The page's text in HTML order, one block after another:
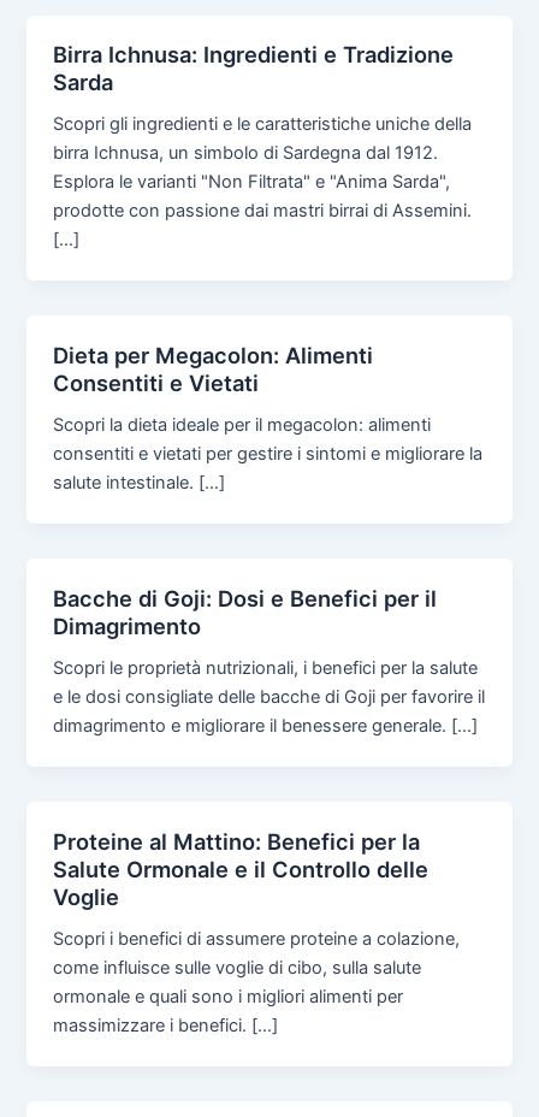
Birra Ichnusa: Ingredienti e Tradizione
Sarda
Scopri gli ingredienti e le caratteristiche uniche della
birra Ichnusa, un simbolo di Sardegna dal 1912.
Esplora le varianti "Non Filtrata" e "Anima Sarda",
prodotte con passione dai mastri birrai di Assemini.
[…]
Dieta per Megacolon: Alimenti
Consentiti e Vietati
Scopri la dieta ideale per il megacolon: alimenti
consentiti e vietati per gestire i sintomi e migliorare la
salute intestinale. […]
Bacche di Goji: Dosi e Benefici per il
Dimagrimento
Scopri le proprietà nutrizionali, i benefici per la salute
e le dosi consigliate delle bacche di Goji per favorire il
dimagrimento e migliorare il benessere generale. […]
Proteine al Mattino: Benefici per la
Salute Ormonale e il Controllo delle
Voglie
Scopri i benefici di assumere proteine a colazione,
come influisce sulle voglie di cibo, sulla salute
ormonale e quali sono i migliori alimenti per
massimizzare i benefici. […]